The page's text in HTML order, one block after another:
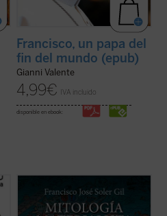
Francisco, un papa del
fin del mundo (epub)
Gianni Valente
4,99€ IVA incluido
disponible en ebook:
lectura materialista de la ciencia posee en
nuestro tiempo los rasgos característicos
de una mitología. Se trata de una